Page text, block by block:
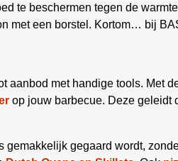
te beschermen tegen de
met een borstel. Kortom… bij
aanbod met handige tools. Met
op jouw barbecue. Deze geleidt
gemakkelijk gegaard wordt,